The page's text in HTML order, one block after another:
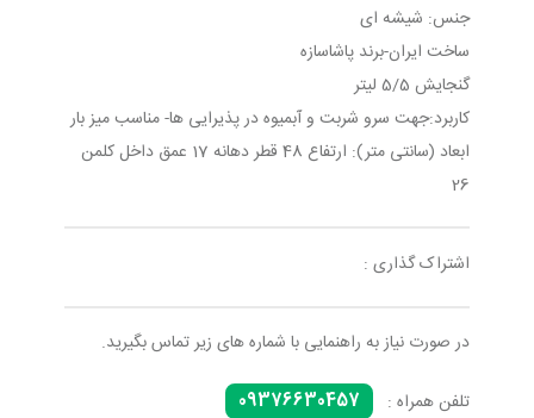
جنس: شیشه ای
ساخت ایران-برند پاشاسازه
گنجایش 5/5 لیتر
کاربرد:جهت سرو شربت و آبمیوه در پذیرایی ها- مناسب میز بار
ابعاد (سانتی متر): ارتفاع 48 قطر دهانه 17 عمق داخل کلمن
26
اشتراک گذاری :
در صورت نیاز به راهنمایی با شماره های زیر تماس بگیرید.
تلفن همراه :
09376630457